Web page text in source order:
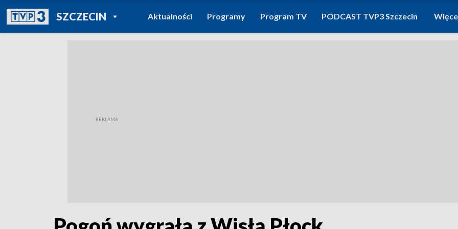
SZCZECINPOWRÓT DO
TVP REGIONY
Aktualności Programy Program TV PODCAST TVP3 Szczecin